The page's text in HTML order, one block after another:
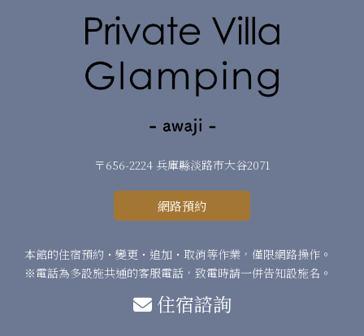
〒656-2224 兵庫縣淡路市大谷2071
網路預約
本館的住宿預約・變更・追加・取消等作業，僅限網路操作。
※電話為多設施共通的客服電話，致電時請一併告知設施名。
住宿諮詢